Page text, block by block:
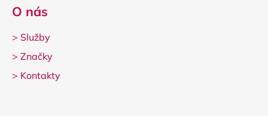
O nás
> Služby
> Značky
> Kontakty